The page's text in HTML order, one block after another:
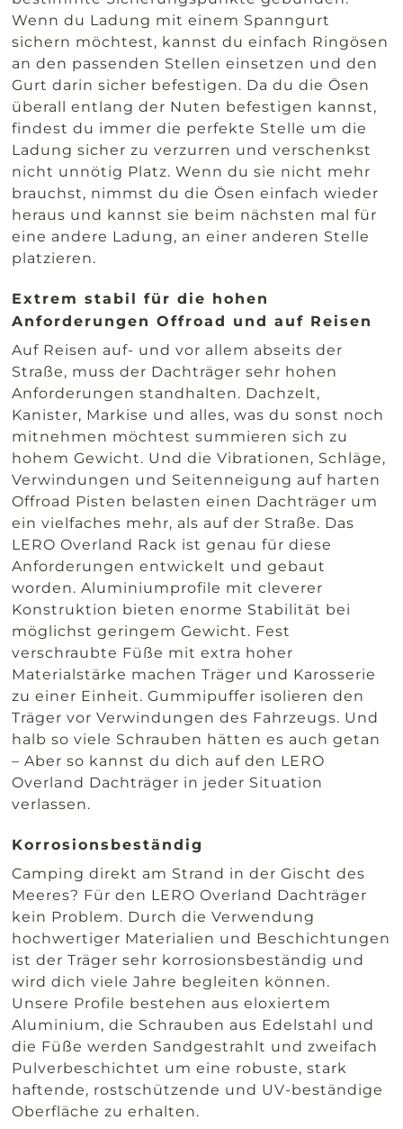
Wenn du Ladung mit einem Spanngurt
sichern möchtest, kannst du einfach Ringösen
an den passenden Stellen einsetzen und den
Gurt darin sicher befestigen. Da du die Ösen
überall entlang der Nuten befestigen kannst,
findest du immer die perfekte Stelle um die
Ladung sicher zu verzurren und verschenkst
nicht unnötig Platz. Wenn du sie nicht mehr
brauchst, nimmst du die Ösen einfach wieder
heraus und kannst sie beim nächsten mal für
eine andere Ladung, an einer anderen Stelle
platzieren.
Extrem stabil für die hohen
Anforderungen Offroad und auf Reisen
Auf Reisen auf- und vor allem abseits der
Straße, muss der Dachträger sehr hohen
Anforderungen standhalten. Dachzelt,
Kanister, Markise und alles, was du sonst noch
mitnehmen möchtest summieren sich zu
hohem Gewicht. Und die Vibrationen, Schläge,
Verwindungen und Seitenneigung auf harten
Offroad Pisten belasten einen Dachträger um
ein vielfaches mehr, als auf der Straße. Das
LERO Overland Rack ist genau für diese
Anforderungen entwickelt und gebaut
worden. Aluminiumprofile mit cleverer
Konstruktion bieten enorme Stabilität bei
möglichst geringem Gewicht. Fest
verschraubte Füße mit extra hoher
Materialstärke machen Träger und Karosserie
zu einer Einheit. Gummipuffer isolieren den
Träger vor Verwindungen des Fahrzeugs. Und
halb so viele Schrauben hätten es auch getan
– Aber so kannst du dich auf den LERO
Overland Dachträger in jeder Situation
verlassen.
Korrosionsbeständig
Camping direkt am Strand in der Gischt des
Meeres? Für den LERO Overland Dachträger
kein Problem. Durch die Verwendung
hochwertiger Materialien und Beschichtungen
ist der Träger sehr korrosionsbeständig und
wird dich viele Jahre begleiten können.
Unsere Profile bestehen aus eloxiertem
Aluminium, die Schrauben aus Edelstahl und
die Füße werden Sandgestrahlt und zweifach
Pulverbeschichtet um eine robuste, stark
haftende, rostschützende und UV-beständige
Oberfläche zu erhalten.